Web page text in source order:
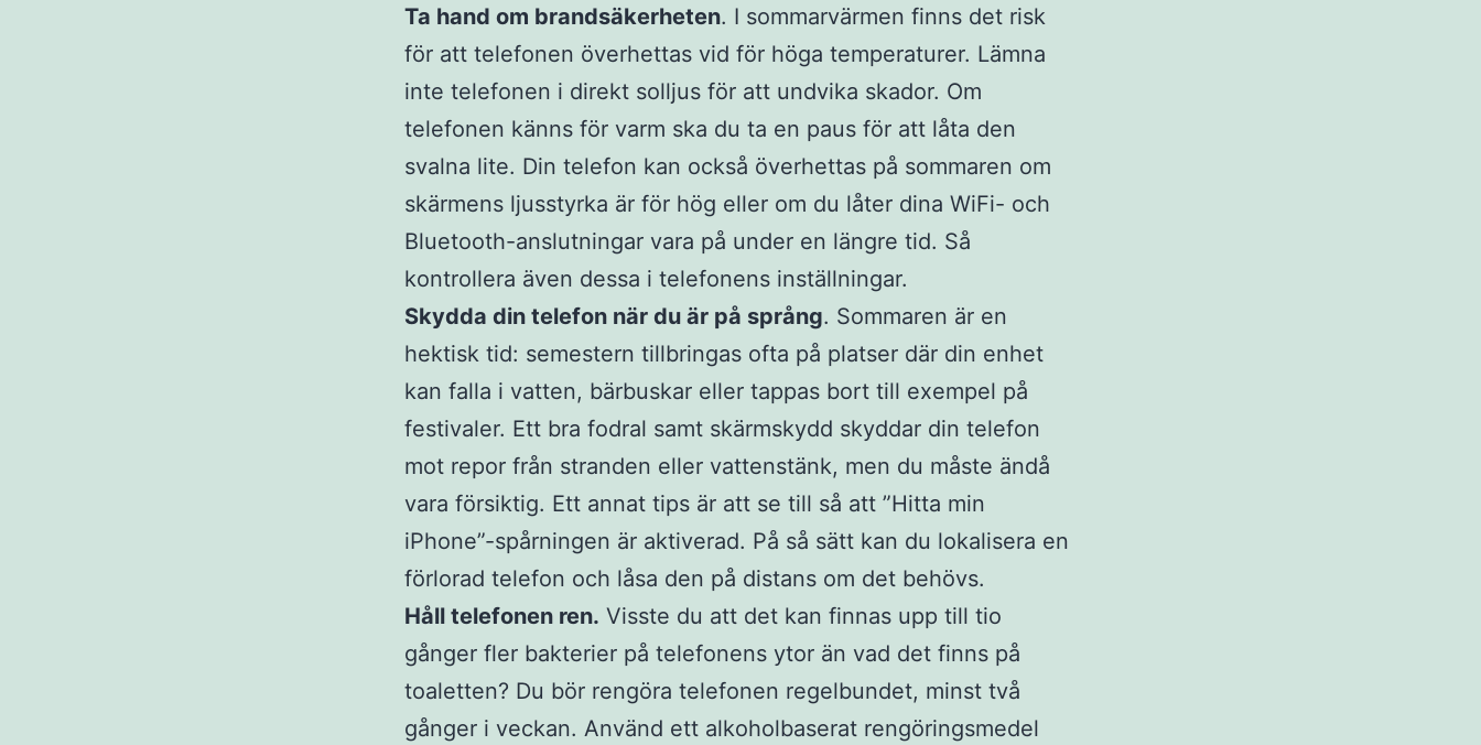
Ta hand om brandsäkerheten. I sommarvärmen finns det risk
för att telefonen överhettas vid för höga temperaturer. Lämna
inte telefonen i direkt solljus för att undvika skador. Om
telefonen känns för varm ska du ta en paus för att låta den
svalna lite. Din telefon kan också överhettas på sommaren om
skärmens ljusstyrka är för hög eller om du låter dina WiFi- och
Bluetooth-anslutningar vara på under en längre tid. Så
kontrollera även dessa i telefonens inställningar.
Skydda din telefon när du är på språng. Sommaren är en
hektisk tid: semestern tillbringas ofta på platser där din enhet
kan falla i vatten, bärbuskar eller tappas bort till exempel på
festivaler. Ett bra fodral samt skärmskydd skyddar din telefon
mot repor från stranden eller vattenstänk, men du måste ändå
vara försiktig. Ett annat tips är att se till så att ”Hitta min
iPhone”-spårningen är aktiverad. På så sätt kan du lokalisera en
förlorad telefon och låsa den på distans om det behövs.
Håll telefonen ren. Visste du att det kan finnas upp till tio
gånger fler bakterier på telefonens ytor än vad det finns på
toaletten? Du bör rengöra telefonen regelbundet, minst två
gånger i veckan. Använd ett alkoholbaserat rengöringsmedel